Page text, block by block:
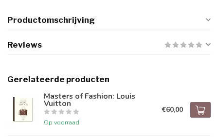
Productomschrijving
Reviews
Gerelateerde producten
Masters of Fashion: Louis
Vuitton
Op voorraad
€60,00